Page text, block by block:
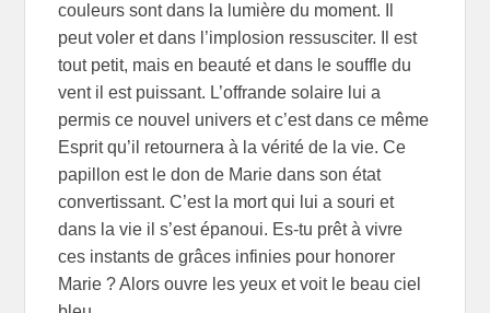
couleurs sont dans la lumière du moment. Il
peut voler et dans l’implosion ressusciter. Il est
tout petit, mais en beauté et dans le souffle du
vent il est puissant. L’offrande solaire lui a
permis ce nouvel univers et c’est dans ce même
Esprit qu’il retournera à la vérité de la vie. Ce
papillon est le don de Marie dans son état
convertissant. C’est la mort qui lui a souri et
dans la vie il s’est épanoui. Es-tu prêt à vivre
ces instants de grâces infinies pour honorer
Marie ? Alors ouvre les yeux et voit le beau ciel